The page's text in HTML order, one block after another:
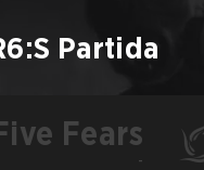
Partida
Fears
-